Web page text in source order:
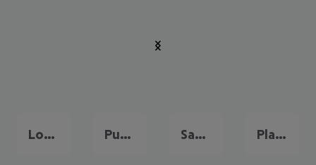
Los Christianos Puerto de la Cruz San Miguel de Abona Playa de las Americas